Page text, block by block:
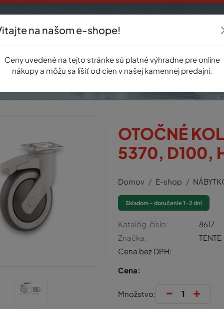
AkcieE-shopRegistráciaNovinkyO násPredajňa
OTOČNÉ
5370, D100,
Domov E-shop
Skladom - doručenie 1-2 dni
Katalóg. číslo:
8617
Značka:
TENTE
Cena bez DPH:
Cena:
Množstvo: - +
na našom e-shope!
Ceny uvedené na tejto stránke sú platné výhradne pre online
nákupy a môžu sa líšiť od cien v našej kamennej predajni.